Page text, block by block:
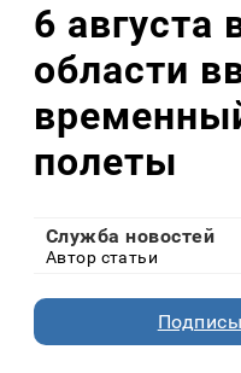
6 августа
области
полеты
Служба новостей
Автор статьи